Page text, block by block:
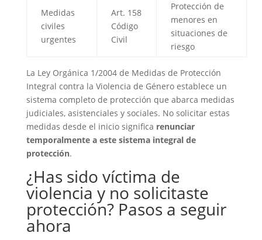
Medidas
civiles
urgentes
Art. 158
Código
Civil
Protección de
menores en
situaciones de
riesgo
La Ley Orgánica 1/2004 de Medidas de Protección
Integral contra la Violencia de Género establece un
sistema completo de protección que abarca medidas
judiciales, asistenciales y sociales. No solicitar estas
medidas desde el inicio significa renunciar
temporalmente a este sistema integral de
protección.
¿Has sido víctima de
violencia y no solicitaste
protección? Pasos a seguir
ahora